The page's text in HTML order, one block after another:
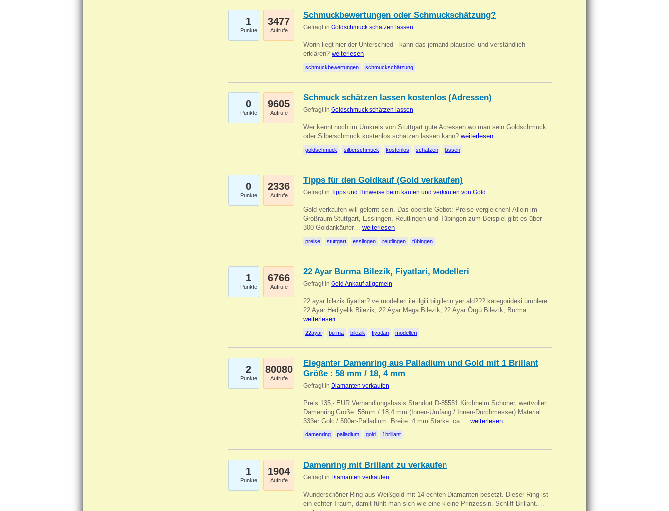
1
Punkte
3477
Aufrufe
Schmuckbewertungen oder Schmuckschätzung?
Gefragt in Goldschmuck schätzen lassen
Worin liegt hier der Unterschied - kann das jemand plausibel und verständlich
erklären? weiterlesen
schmuckbewertungen schmuckschätzung
0
Punkte
9605
Aufrufe
Schmuck schätzen lassen kostenlos (Adressen)
Gefragt in Goldschmuck schätzen lassen
Wer kennt noch im Umkreis von Stuttgart gute Adressen wo man sein Goldschmuck
oder Silberschmuck kostenlos schätzen lassen kann? weiterlesen
goldschmuck silberschmuck kostenlos schätzen lassen
0
Punkte
2336
Aufrufe
Tipps für den Goldkauf (Gold verkaufen)
Gefragt in Tipps und Hinweise beim kaufen und verkaufen von Gold
Gold verkaufen will gelernt sein. Das oberste Gebot: Preise vergleichen! Allein im
Großraum Stuttgart, Esslingen, Reutlingen und Tübingen zum Beispiel gibt es über
300 Goldankäufer… weiterlesen
preise stuttgart esslingen reutlingen tübingen
1
Punkte
6766
Aufrufe
22 Ayar Burma Bilezik, Fiyatlari, Modelleri
Gefragt in Gold Ankauf allgemein
22 ayar bilezik fiyatlar? ve modelleri ile ilgili bilgilerin yer ald??? kategorideki ürünlere
22 Ayar Hediyelik Bilezik, 22 Ayar Mega Bilezik, 22 Ayar Örgü Bilezik, Burma…
weiterlesen
22ayar burma bilezik fiyatlari modelleri
2
Punkte
80080
Aufrufe
Eleganter Damenring aus Palladium und Gold mit 1 Brillant
Größe : 58 mm / 18, 4 mm
Gefragt in Diamanten verkaufen
Preis:135,- EUR Verhandlungsbasis Standort:D-85551 Kirchheim Schöner, wertvoller
Damenring Größe: 58mm / 18,4 mm (Innen-Umfang / Innen-Durchmesser) Material:
333er Gold / 500er-Palladium. Breite: 4 mm Stärke: ca.… weiterlesen
damenring palladium gold 1brillant
1
Punkte
1904
Aufrufe
Damenring mit Brillant zu verkaufen
Gefragt in Diamanten verkaufen
Wunderschöner Ring aus Weißgold mit 14 echten Diamanten besetzt. Dieser Ring ist
ein echter Traum, damit fühlt man sich wie eine kleine Prinzessin. Schliff Brillant.…